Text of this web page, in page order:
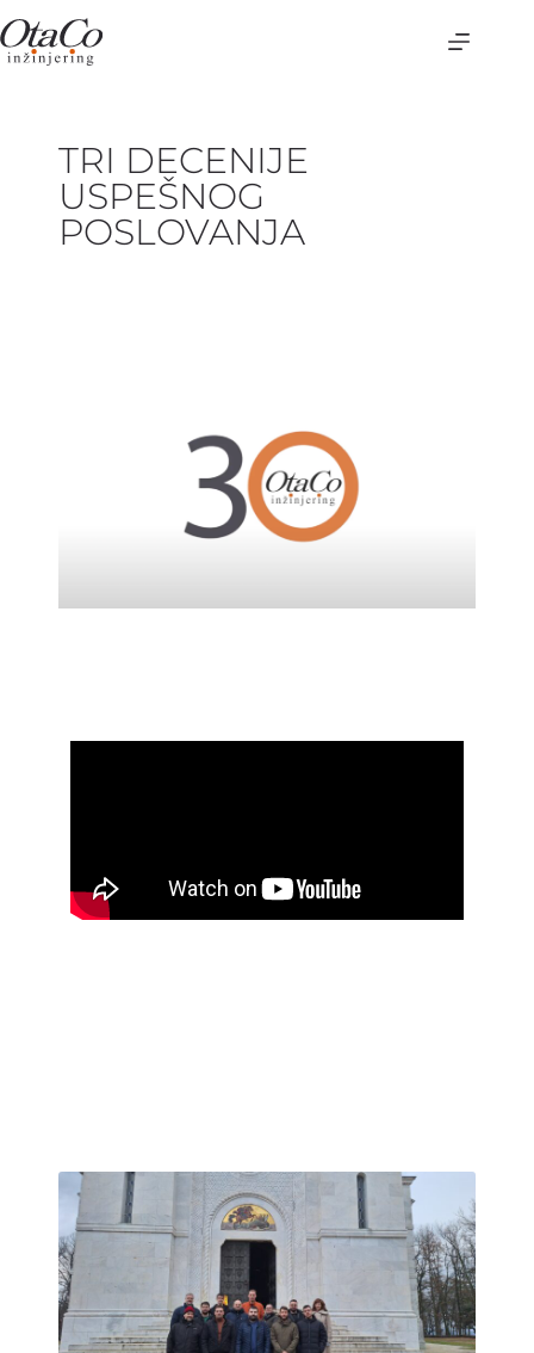
TRI DECENIJE
USPEŠNOG
POSLOVANJA